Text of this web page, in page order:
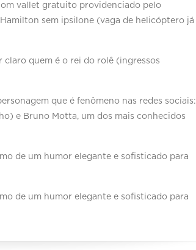
vallet gratuito providenciado pelo
sem ipsilone (vaga de helicóptero já
claro quem é o rei do rolê (ingressos
que é fenômeno nas redes sociais:
e Bruno Motta, um dos mais conhecidos
de um humor elegante e sofisticado para
de um humor elegante e sofisticado para